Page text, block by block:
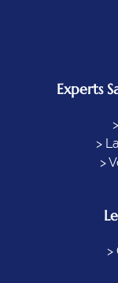
Experts
>
>
>